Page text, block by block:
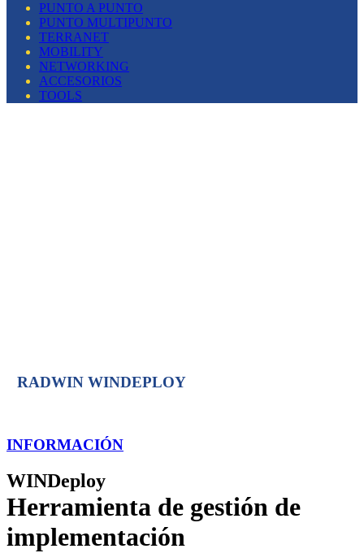
PUNTO A PUNTO
PUNTO MULTIPUNTO
TERRANET
MOBILITY
NETWORKING
ACCESORIOS
TOOLS
RADWIN WINDEPLOY
INFORMACIÓN
WINDeploy
Herramienta de gestión de
implementación